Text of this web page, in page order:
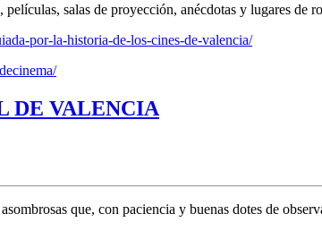
salas de proyección, anécdotas y lugares de
por-la-historia-de-los-cines-de-valencia/
DE VALENCIA
que, con paciencia y buenas dotes de